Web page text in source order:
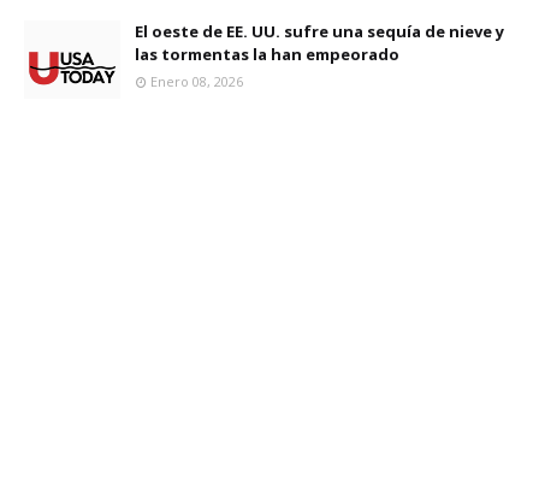
El oeste de EE. UU. sufre una sequía de nieve y
las tormentas la han empeorado
Enero 08, 2026